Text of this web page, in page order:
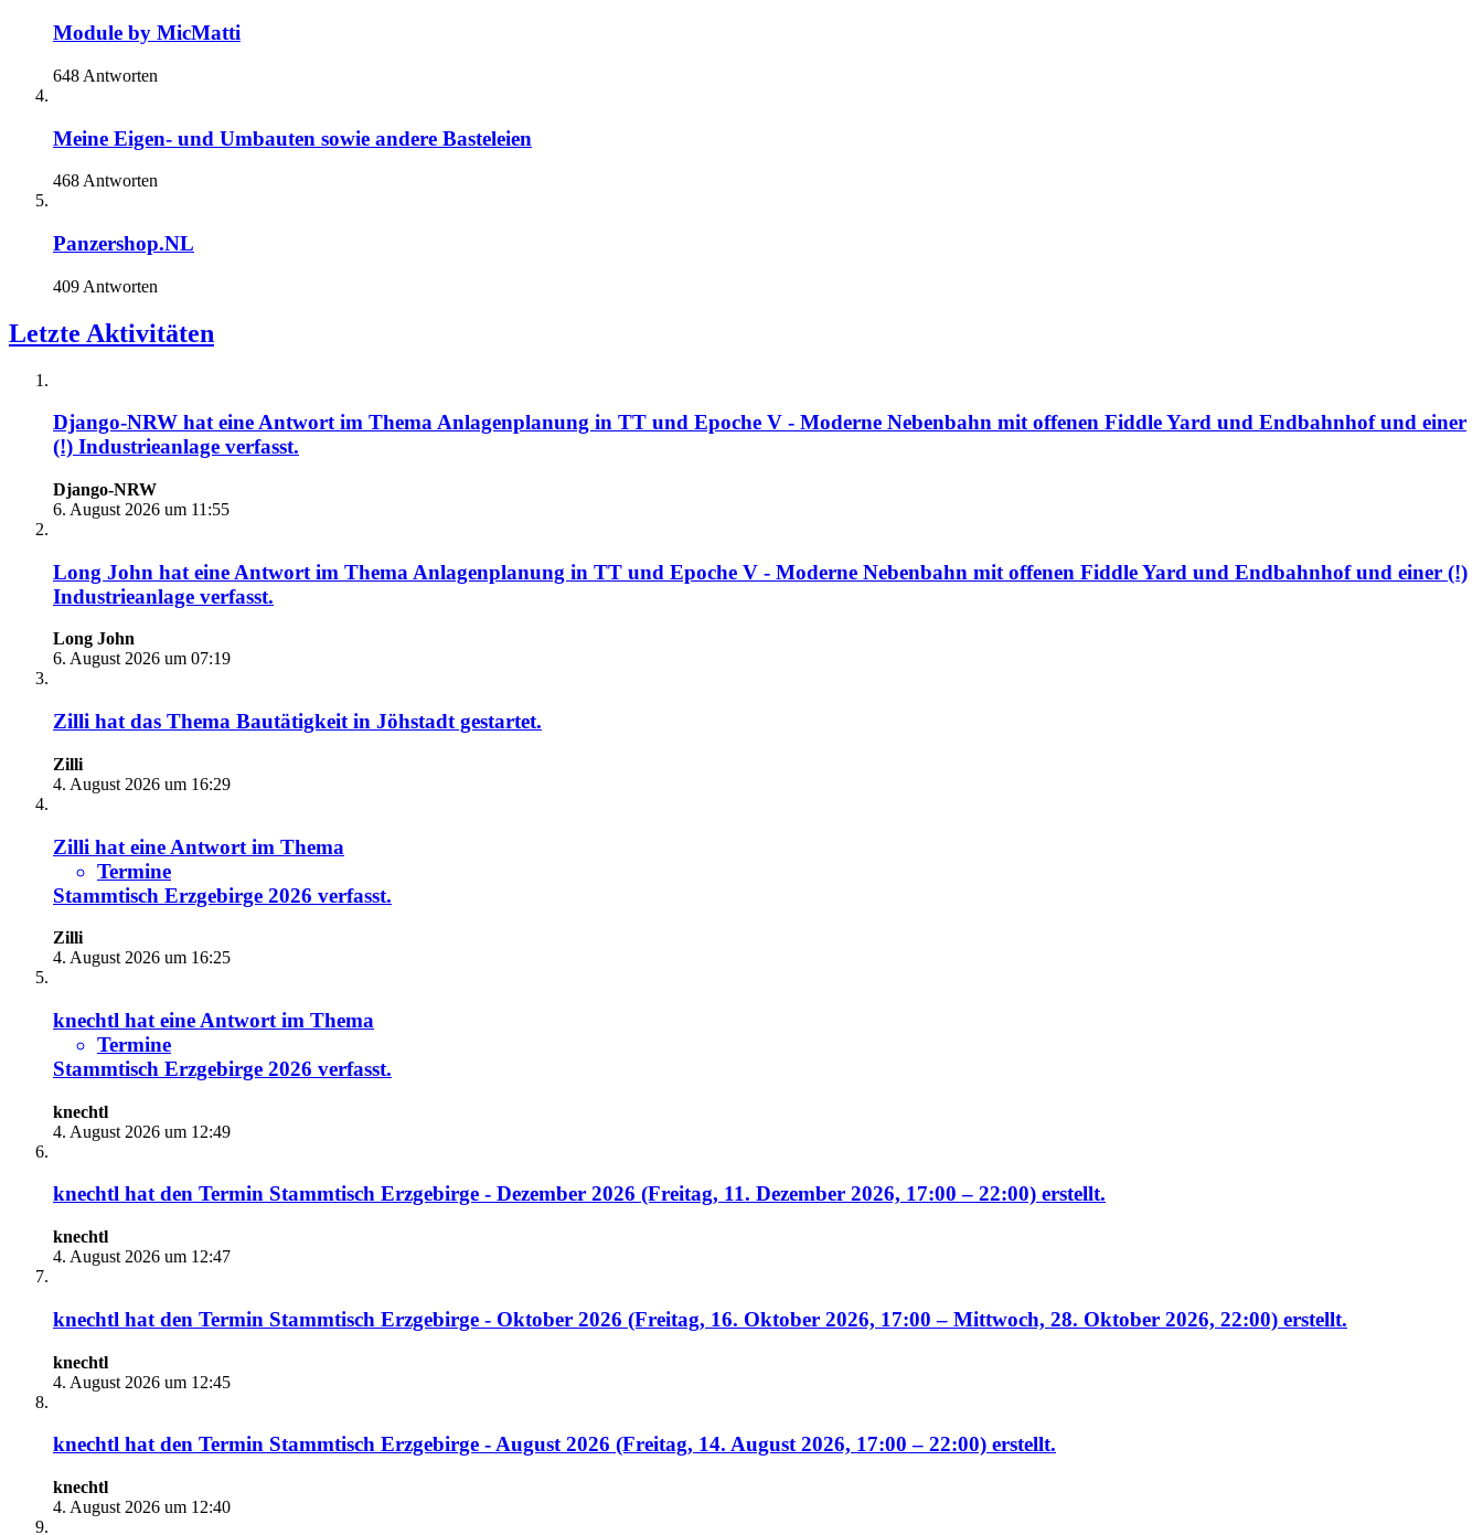
Module by MicMatti
648 Antworten
Meine Eigen- und Umbauten sowie andere Basteleien
468 Antworten
Panzershop.NL
409 Antworten
Letzte Aktivitäten
Django-NRW hat eine Antwort im ThemaAnlagenplanung in TT und Epoche V - Moderne Nebenbahn mit offenen Fiddle Yard und Endbahnhof und einer
(!) Industrieanlage verfasst.
Django-NRW
6. August 2026 um 11:55
Long John hat eine Antwort im Thema Anlagenplanung in TT und Epoche V - Moderne Nebenbahn mit offenen Fiddle Yard und Endbahnhof und einer (!)
Industrieanlage verfasst.
Long John
6. August 2026 um 07:19
Zilli hat das Thema Bautätigkeit in Jöhstadt gestartet.
Zilli
4. August 2026 um 16:29
Zilli hat eine Antwort im Thema
Termine
Stammtisch Erzgebirge 2026 verfasst.
Zilli
4. August 2026 um 16:25
knechtl hat eine Antwort im Thema
Termine
Stammtisch Erzgebirge 2026 verfasst.
knechtl
4. August 2026 um 12:49
knechtl hat den Termin Stammtisch Erzgebirge - Dezember 2026 (Freitag, 11. Dezember 2026, 17:00 – 22:00) erstellt.
knechtl
4. August 2026 um 12:47
knechtl hat den Termin Stammtisch Erzgebirge - Oktober 2026 (Freitag, 16. Oktober 2026, 17:00 – Mittwoch, 28. Oktober 2026, 22:00) erstellt.
knechtl
4. August 2026 um 12:45
knechtl hat den Termin Stammtisch Erzgebirge - August 2026 (Freitag, 14. August 2026, 17:00 – 22:00) erstellt.
knechtl
4. August 2026 um 12:40